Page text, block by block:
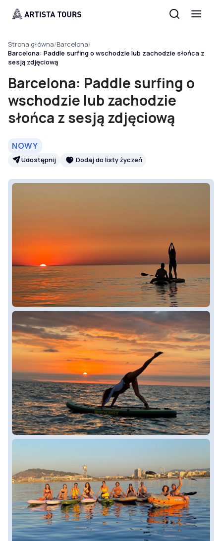
Strona główna/Barcelona/
Barcelona: Paddle surfing o wschodzie lub zachodzie słońca z
sesją zdjęciową
Barcelona: Paddle surfing o
wschodzie lub zachodzie
słońca z sesją zdjęciową
NOWY
Udostępnij Dodaj do listy życzeń